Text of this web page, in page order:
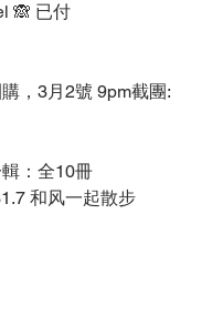
🙈 已付
，3月2號 9pm截團:
：全10冊
和风一起散步